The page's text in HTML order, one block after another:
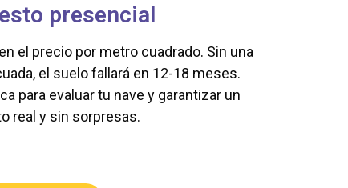
presencial
el precio por metro cuadrado. Sin una
el suelo fallará en 12-18 meses.
para evaluar tu nave y garantizar un
real y sin sorpresas.